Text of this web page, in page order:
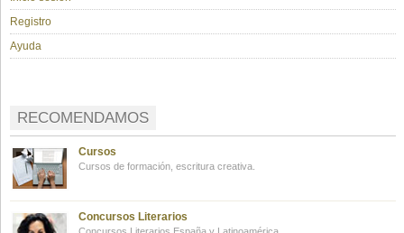
Registro
Ayuda
RECOMENDAMOS
Cursos
Cursos de formación, escritura creativa.
Concursos Literarios